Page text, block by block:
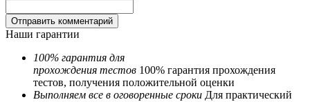
Наши гарантии
100% гарантия для
прохождения тестов 100% гарантия прохождения
тестов, получения положительной оценки
Выполняем все в оговоренные сроки Для практический